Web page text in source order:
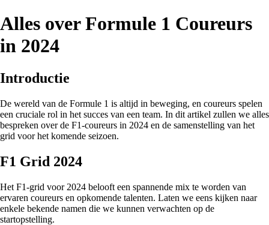
Alles over Formule 1 Coureurs
in 2024
Introductie
De wereld van de Formule 1 is altijd in beweging, en coureurs spelen
een cruciale rol in het succes van een team. In dit artikel zullen we alles
bespreken over de F1-coureurs in 2024 en de samenstelling van het
grid voor het komende seizoen.
F1 Grid 2024
Het F1-grid voor 2024 belooft een spannende mix te worden van
ervaren coureurs en opkomende talenten. Laten we eens kijken naar
enkele bekende namen die we kunnen verwachten op de
startopstelling.